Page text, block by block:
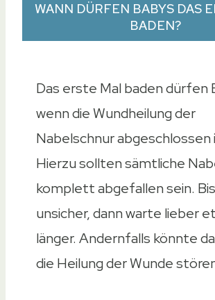
WANN DÜRFEN BABYS DAS
BADEN?
Das erste Mal baden dürfen
wenn die Wundheilung der
Nabelschnur abgeschlossen
Hierzu sollten sämtliche
komplett abgefallen sein.
unsicher, dann warte lieber
länger. Andernfalls könnte
die Heilung der Wunde